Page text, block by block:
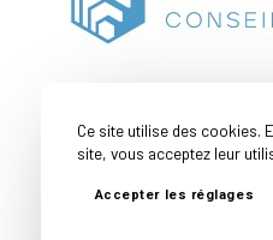
Ce site utilise des cookies.
site, vous acceptez leur
Accepter les réglages